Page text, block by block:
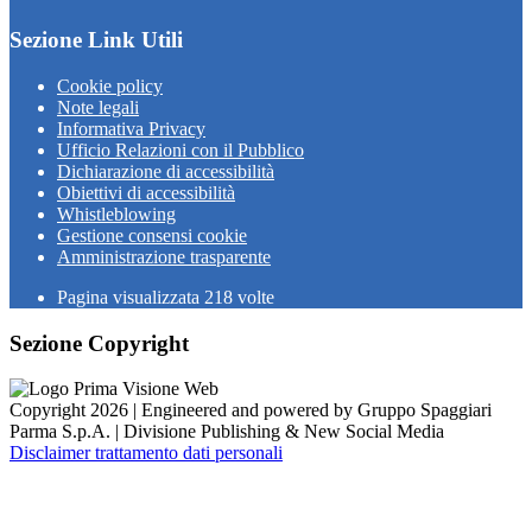
Sezione Link Utili
Cookie policy
Note legali
Informativa Privacy
Ufficio Relazioni con il Pubblico
Dichiarazione di accessibilità
Obiettivi di accessibilità
Whistleblowing
Gestione consensi cookie
Amministrazione trasparente
Pagina visualizzata 218 volte
Sezione Copyright
Copyright 2026 | Engineered and powered by Gruppo Spaggiari
Parma S.p.A. | Divisione Publishing & New Social Media
Disclaimer trattamento dati personali